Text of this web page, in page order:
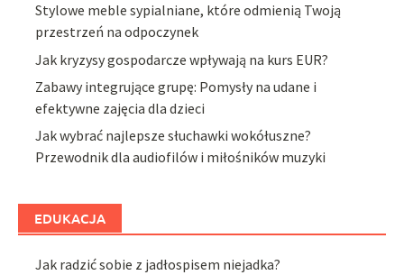
Stylowe meble sypialniane, które odmienią Twoją
przestrzeń na odpoczynek
Jak kryzysy gospodarcze wpływają na kurs EUR?
Zabawy integrujące grupę: Pomysły na udane i
efektywne zajęcia dla dzieci
Jak wybrać najlepsze słuchawki wokółuszne?
Przewodnik dla audiofilów i miłośników muzyki
EDUKACJA
Jak radzić sobie z jadłospisem niejadka?